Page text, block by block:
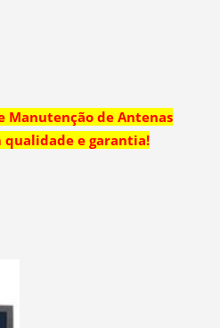
Manutenção de Antenas
qualidade e garantia!